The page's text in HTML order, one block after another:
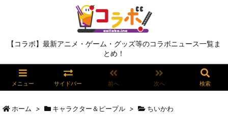
【コラボ】最新アニメ・ゲーム・グッズ等のコラボニュース一覧ま
とめ！
メニュー サイドバー 前へ 次へ 検索
ホーム > キャラクター＆ピープル > ちいかわ